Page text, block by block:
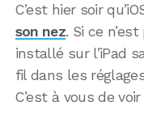
C’est hier soir
son nez. Si ce
installé sur l’iPad
fil dans les
C’est à vous de voir